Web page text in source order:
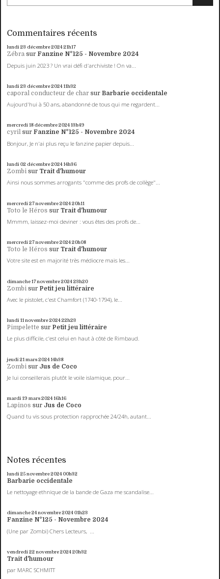
Commentaires récents
lundi 23 décembre 202421h17
Zébra sur Fanzine N°125 - Novembre 2024
Depuis juin 2023 ? Un vrai défi d'archiviste ! On va...
lundi 23 décembre 202411h32
caporal conducteur de char sur Barbarie occidentale
Aujourd'hui à 50 ans, abandonné de tous qui me regardent...
mercredi 18 décembre 202413h49
cyril sur Fanzine N°125 - Novembre 2024
Bonjour, Je n'ai plus reçu le fanzine papier depuis...
lundi 02 décembre 202414h36
Zombi sur Trait d'humour
Ainsi nous sommes arrogants "comme des profs de collège"...
mercredi 27novembre 202420h11
Toto le Héros sur Trait d'humour
Mmmm, laissez-moi deviner : vous êtes des profs de...
mercredi 27novembre 202420h08
Toto le Héros sur Trait d'humour
Votre site est en majorité très médiocre mais les...
dimanche 17novembre 202423h20
Zombi sur Petit jeu littéraire
Avec le pistolet, c'est Chamfort (1740-1794), le...
lundi 11novembre 202422h23
Pimpelette sur Petit jeu littéraire
Le plus difficile, c'est celui en haut à côté de Rimbaud.
jeudi 21 mars 202414h38
Zombi sur Jus de Coco
Je lui conseillerais plutôt le voile islamique, pour...
mardi 19 mars 202416h16
Lapinos sur Jus de Coco
Quand tu vis sous protection rapprochée 24/24h, autant...
Notes récentes
lundi 25novembre 2024 00h32
Barbarie occidentale
Le nettoyage ethnique de la bande de Gaza me scandalise...
dimanche 24novembre 2024 01h23
Fanzine N°125 - Novembre 2024
(Une par Zombi) Chers Lecteurs, ...
vendredi 22 novembre 202420h32
Trait d'humour
par MARC SCHMITT